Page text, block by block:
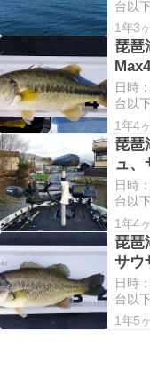
台以
天気
21.5℃
ーナ
35㎞
1年3
琵琶
ム充
日時
台以
ラシ
17.0℃
ーナ
1年4
琵琶
ュ、
269
日時
台以
7.5～
所：
離：
琵琶
1年4
琵琶
サウ
日時
台以
8.0～
琵琶
1年5